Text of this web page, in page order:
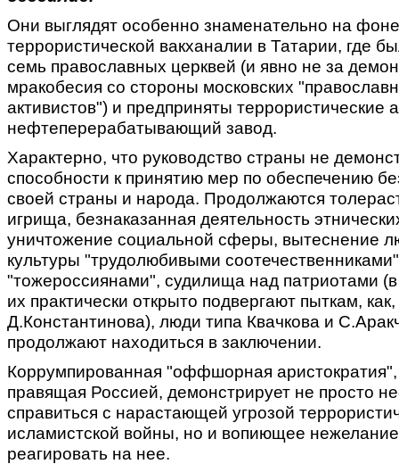
Они выглядят особенно знаменательно на
террористической вакханалии в Татарии, где
семь православных церквей (и явно не за
мракобесия со стороны московских
активистов") и предприняты террористические
нефтеперерабатывающий завод.
Характерно, что руководство страны не
способности к принятию мер по обеспечению
своей страны и народа. Продолжаются
игрища, безнаказанная деятельность
уничтожение социальной сферы, вытеснение
культуры "трудолюбивыми
"тожероссиянами", судилища над патриотами
их практически открыто подвергают пыткам,
Д.Константинова), люди типа Квачкова и
продолжают находиться в заключении.
Коррумпированная "оффшорная
правящая Россией, демонстрирует не просто
справиться с нарастающей угрозой
исламистской войны, но и вопиющее нежелание
реагировать на нее.